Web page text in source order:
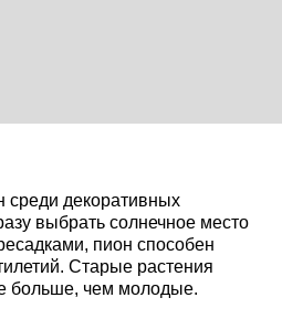
среди декоративных
выбрать солнечное место
пион способен
Старые растения
больше, чем молодые.